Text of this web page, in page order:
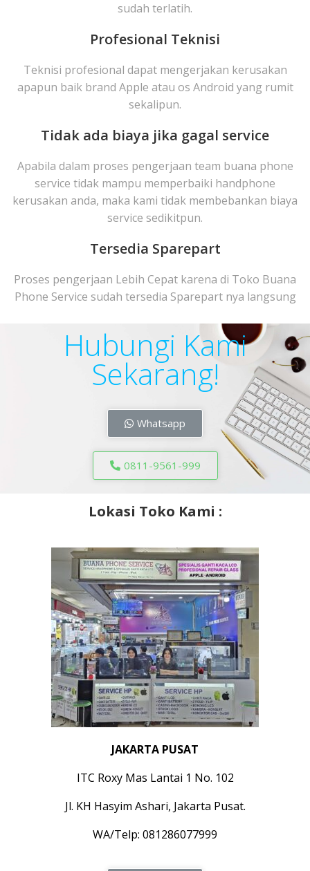
sudah terlatih.
Profesional Teknisi
Teknisi profesional dapat mengerjakan kerusakan
apapun baik brand Apple atau os Android yang rumit
sekalipun.
Tidak ada biaya jika gagal service
Apabila dalam proses pengerjaan team buana phone
service tidak mampu memperbaiki handphone
kerusakan anda, maka kami tidak membebankan biaya
service sedikitpun.
Tersedia Sparepart
Proses pengerjaan Lebih Cepat karena di Toko Buana
Phone Service sudah tersedia Sparepart nya langsung
Hubungi Kami
Sekarang!
Whatsapp
0811-9561-999
Lokasi Toko Kami :
JAKARTA PUSAT
ITC Roxy Mas Lantai 1 No. 102
Jl. KH Hasyim Ashari, Jakarta Pusat.
WA/Telp: 081286077999